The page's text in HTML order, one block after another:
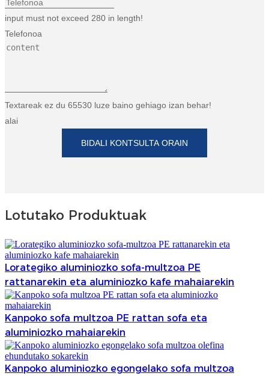
input must not exceed 280 in length!
Telefonoa
Textareak ez du 65530 luze baino gehiago izan behar!
alai
BIDALI KONTSULTA ORAIN
Lotutako Produktuak
Lorategiko aluminiozko sofa-multzoa PE
rattanarekin eta aluminiozko kafe mahaiarekin
Kanpoko sofa multzoa PE rattan sofa eta
aluminiozko mahaiarekin
Kanpoko aluminiozko egongelako sofa multzoa